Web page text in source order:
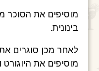
מוסיפים את הסוכר
בינונית.
לאחר מכן סוגרים
מוסיפים את